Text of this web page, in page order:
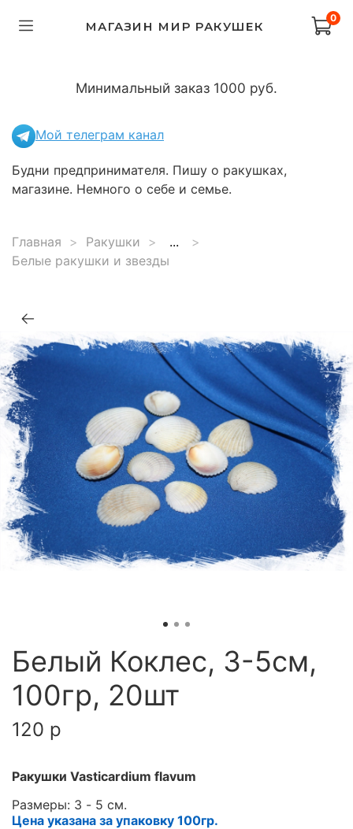
МАГАЗИН МИР РАКУШЕК
0
Минимальный заказ 1000 руб.
Мой телеграм канал
Будни предпринимателя. Пишу о ракушках,
магазине. Немного о себе и семье.
Главная Ракушки
...
Белые ракушки и звезды
Белый Коклес, 3-5см,
100гр, 20шт
120 р
Ракушки Vasticardium flavum
Размеры: 3 - 5 см.
Цена указана за упаковку 100гр.